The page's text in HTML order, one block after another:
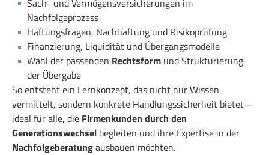
Sach- und Vermögensversicherungen im
Nachfolgeprozess
Haftungsfragen, Nachhaftung und Risikoprüfung
Finanzierung, Liquidität und Übergangsmodelle
Wahl der passenden Rechtsform und Strukturierung
der Übergabe
So entsteht ein Lernkonzept, das nicht nur Wissen
vermittelt, sondern konkrete Handlungssicherheit bietet –
ideal für alle, die Firmenkunden durch den
Generationswechsel begleiten und ihre Expertise in der
Nachfolgeberatungausbauen möchten.